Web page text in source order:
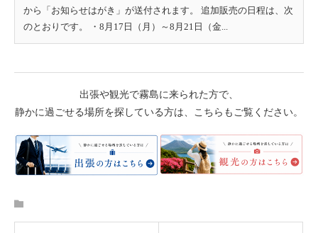
から「お知らせはがき」が送付されます。 追加販売の日程は、次
のとおりです。 ・8月17日（月）～8月21日（金...
出張や観光で霧島に来られた方で、
静かに過ごせる場所を探している方は、こちらもご覧ください。